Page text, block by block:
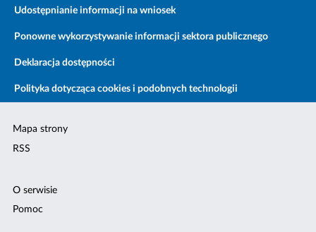
Udostępnianie informacji na wniosek
Ponowne wykorzystywanie informacji sektora publicznego
Deklaracja dostępności
Polityka dotycząca cookies i podobnych technologii
Mapa strony
RSS
O serwisie
Pomoc